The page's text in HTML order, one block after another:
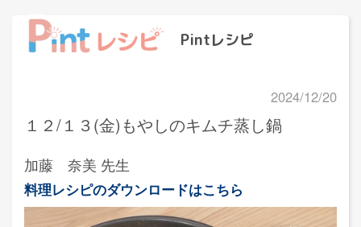
Pintレシピ
2024/12/20
１２/１３(金)もやしのキムチ蒸し鍋
加藤 奈美 先生
料理レシピのダウンロードはこちら